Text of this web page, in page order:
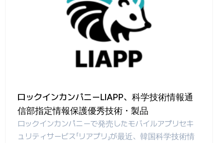
ロックインカンパニーLIAPP、科学技術情報通
信部指定情報保護優秀技術・製品
ロックインカンパニーで発売したモバイルアプリセキ
ュリティサービス「リアプリ」が最近、韓国科学技術情